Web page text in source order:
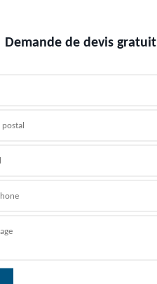
Demande de devis gratuit